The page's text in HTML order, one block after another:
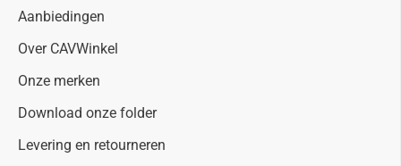
Aanbiedingen
Over CAVWinkel
Onze merken
Download onze folder
Levering en retourneren